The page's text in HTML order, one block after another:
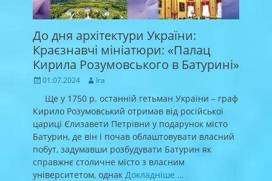
До дня архітектури України:
Краєзнавчі мініатюри: «Палац
Кирила Розумовського в Батурині»
Posted
01.07.2024 Author
Ira
Ще у 1750 р. останній гетьман України – граф
Кирило Розумовський отримав від російської
цариці Єлизавети Петрівни у подарунок місто
Батурин, де він і почав облаштовувати власний
побут, задумавши розбудувати Батурин як
справжнє столичне місто з власним
університетом, однак Докладніше …